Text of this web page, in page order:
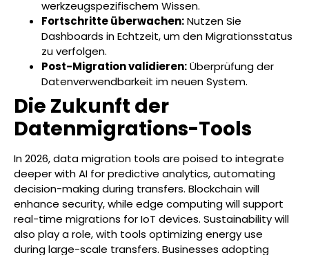
werkzeugspezifischem Wissen.
Fortschritte überwachen:Nutzen Sie
Dashboards in Echtzeit, um den Migrationsstatus
zu verfolgen.
Post-Migration validieren:Überprüfung der
Datenverwendbarkeit im neuen System.
Die Zukunft der
Datenmigrations-Tools
In 2026, data migration tools are poised to integrate
deeper with AI for predictive analytics, automating
decision-making during transfers. Blockchain will
enhance security, while edge computing will support
real-time migrations for IoT devices. Sustainability will
also play a role, with tools optimizing energy use
during large-scale transfers. Businesses adopting